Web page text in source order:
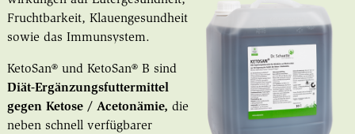
Fruchtbarkeit, Klauengesundheit
sowie das Immunsystem.
KetoSan® und KetoSan®B sind
Diät-Ergänzungsfuttermittel
gegen Ketose / Acetonämie, die
neben schnell verfügbarer